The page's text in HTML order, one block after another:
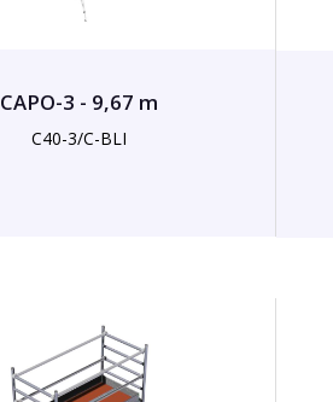
CAPO-3 - 9,67 m
C40-3/C-BLI